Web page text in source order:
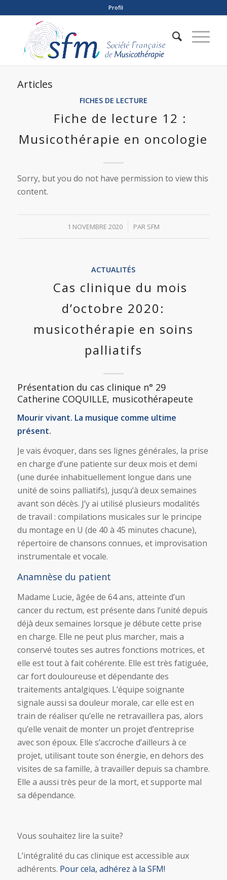
Profil
Articles
FICHES DE LECTURE
Fiche de lecture 12 :
Musicothérapie en oncologie
Sorry, but you do not have permission to view this
content.
1 NOVEMBRE 2020
/ PAR SFM
ACTUALITÉS
Cas clinique du mois
d’octobre 2020:
musicothérapie en soins
palliatifs
Présentation du cas clinique n° 29
Catherine COQUILLE, musicothérapeute
Mourir vivant. La musique comme ultime
présent.
Je vais évoquer, dans ses lignes générales, la prise
en charge d’une patiente sur deux mois et demi
(une durée inhabituellement longue dans une
unité de soins palliatifs), jusqu’à deux semaines
avant son décès. J’y ai utilisé plusieurs modalités
de travail : compilations musicales sur le principe
du montage en U (de 40 à 45 minutes chacune),
répertoire de chansons connues, et improvisation
instrumentale et vocale.
Anamnèse du patient
Madame Lucie, âgée de 64 ans, atteinte d’un
cancer du rectum, est présente dans l’unité depuis
déjà deux semaines lorsque je débute cette prise
en charge. Elle ne peut plus marcher, mais a
conservé toutes ses autres fonctions motrices, et
elle est tout à fait cohérente. Elle est très fatiguée,
car fort douloureuse et dépendante des
traitements antalgiques. L’équipe soignante
signale aussi sa douleur morale, car elle est en
train de réaliser qu’elle ne retravaillera pas, alors
qu’elle venait de monter un projet d’entreprise
avec son époux. Elle s’accroche d’ailleurs à ce
projet, utilisant toute son énergie, en dehors des
visites de sa famille, à travailler depuis sa chambre.
Elle a aussi très peur de la mort, et supporte mal
sa dépendance.
Vous souhaitez lire la suite?
L’intégralité du cas clinique est accessible aux
adhérents. Pour cela, adhérez à la SFM!